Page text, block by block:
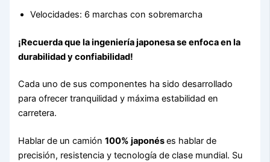
Velocidades: 6 marchas con sobremarcha
¡Recuerda que la ingeniería japonesa se enfoca en la
durabilidad y confiabilidad!
Cada uno de sus componentes ha sido desarrollado
para ofrecer tranquilidad y máxima estabilidad en
carretera.
Hablar de un camión100% japonéses hablar de
precisión, resistencia y tecnología de clase mundial. Su